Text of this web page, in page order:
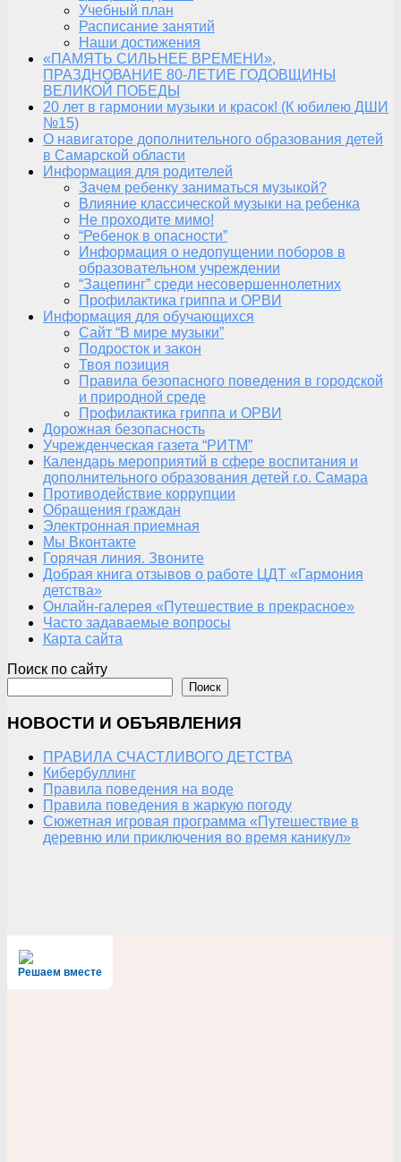
Учебный план
Расписание занятий
Наши достижения
«ПАМЯТЬ СИЛЬНЕЕ ВРЕМЕНИ»,
ПРАЗДНОВАНИЕ 80-ЛЕТИЕ ГОДОВЩИНЫ
ВЕЛИКОЙ ПОБЕДЫ
20 лет в гармонии музыки и красок! (К юбилею ДШИ
№15)
О навигаторе дополнительного образования детей
в Самарской области
Информация для родителей
Зачем ребенку заниматься музыкой?
Влияние классической музыки на ребенка
Не проходите мимо!
“Ребенок в опасности”
Информация о недопущении поборов в
образовательном учреждении
“Зацепинг” среди несовершеннолетних
Профилактика гриппа и ОРВИ
Информация для обучающихся
Сайт “В мире музыки”
Подросток и закон
Твоя позиция
Правила безопасного поведения в городской
и природной среде
Профилактика гриппа и ОРВИ
Дорожная безопасность
Учрежденческая газета “РИТМ”
Календарь мероприятий в сфере воспитания и
дополнительного образования детей г.о. Самара
Противодействие коррупции
Обращения граждан
Электронная приемная
Мы Вконтакте
Горячая линия. Звоните
Добрая книга отзывов о работе ЦДТ «Гармония
детства»
Онлайн-галерея «Путешествие в прекрасное»
Часто задаваемые вопросы
Карта сайта
Поиск по сайту
Поиск
НОВОСТИ И ОБЪЯВЛЕНИЯ
ПРАВИЛА СЧАСТЛИВОГО ДЕТСТВА
Кибербуллинг
Правила поведения на воде
Правила поведения в жаркую погоду
Сюжетная игровая программа «Путешествие в
деревню или приключения во время каникул»
Решаем вместе